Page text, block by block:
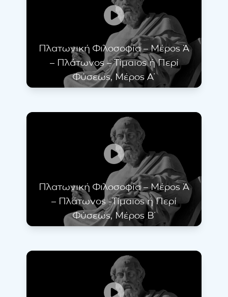
Πλατωνική Φιλοσοφία – Μέρος Ά
– Πλάτωνος – Τίμαιος ή Περί
Φύσεως, Μέρος Α΄
Πλατωνική Φιλοσοφία – Μέρος Ά
– Πλάτωνος -Τίμαιος ή Περί
Φύσεως, Μέρος Β΄